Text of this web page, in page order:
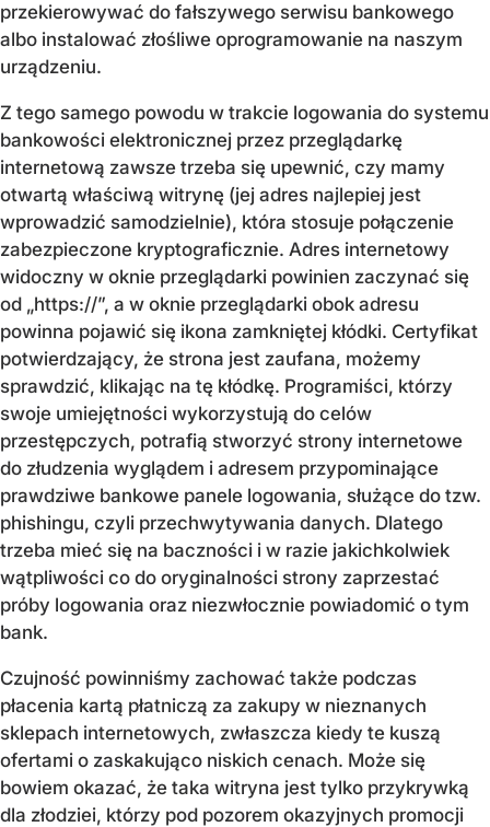
przekierowywać do fałszywego serwisu bankowego
albo instalować złośliwe oprogramowanie na naszym
urządzeniu.
Z tego samego powodu w trakcie logowania do systemu
bankowości elektronicznej przez przeglądarkę
internetową zawsze trzeba się upewnić, czy mamy
otwartą właściwą witrynę (jej adres najlepiej jest
wprowadzić samodzielnie), która stosuje połączenie
zabezpieczone kryptograficznie. Adres internetowy
widoczny w oknie przeglądarki powinien zaczynać się
od „https://”, a w oknie przeglądarki obok adresu
powinna pojawić się ikona zamkniętej kłódki. Certyfikat
potwierdzający, że strona jest zaufana, możemy
sprawdzić, klikając na tę kłódkę. Programiści, którzy
swoje umiejętności wykorzystują do celów
przestępczych, potrafią stworzyć strony internetowe
do złudzenia wyglądem i adresem przypominające
prawdziwe bankowe panele logowania, służące do tzw.
phishingu, czyli przechwytywania danych. Dlatego
trzeba mieć się na baczności i w razie jakichkolwiek
wątpliwości co do oryginalności strony zaprzestać
próby logowania oraz niezwłocznie powiadomić o tym
bank.
Czujność powinniśmy zachować także podczas
płacenia kartą płatniczą za zakupy w nieznanych
sklepach internetowych, zwłaszcza kiedy te kuszą
ofertami o zaskakująco niskich cenach. Może się
bowiem okazać, że taka witryna jest tylko przykrywką
dla złodziei, którzy pod pozorem okazyjnych promocji